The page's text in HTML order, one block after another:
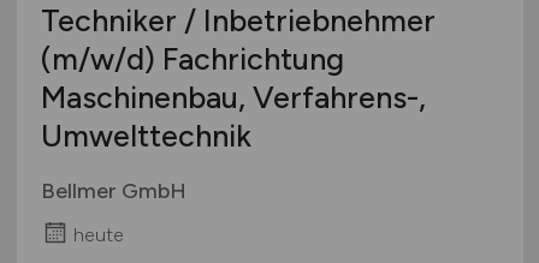
Techniker / Inbetriebnehmer
(m/w/d) Fachrichtung
Maschinenbau, Verfahrens-,
Umwelttechnik
Bellmer GmbH
heute